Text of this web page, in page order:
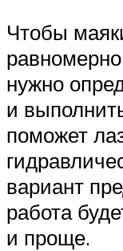
Чтобы
нужно
и
поможет
вариант
работа
и проще.